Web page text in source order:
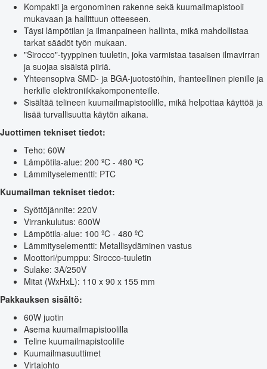
Kompakti ja ergonominen rakenne sekä kuumailmapistooli
mukavaan ja hallittuun otteeseen.
Täysi lämpötilan ja ilmanpaineen hallinta, mikä mahdollistaa
tarkat säädöt työn mukaan.
"Sirocco"-tyyppinen tuuletin, joka varmistaa tasaisen ilmavirran
ja suojaa sisäistä piiriä.
Yhteensopiva SMD- ja BGA-juotostöihin, ihanteellinen pienille ja
herkille elektroniikkakomponenteille.
Sisältää telineen kuumailmapistoolille, mikä helpottaa käyttöä ja
lisää turvallisuutta käytön aikana.
Juottimen tekniset tiedot:
Teho: 60W
Lämpötila-alue: 200 ºC - 480 ºC
Lämmityselementti: PTC
Kuumailman tekniset tiedot:
Syöttöjännite: 220V
Virrankulutus: 600W
Lämpötila-alue: 100 ºC - 480 ºC
Lämmityselementti: Metallisydäminen vastus
Moottori/pumppu: Sirocco-tuuletin
Sulake: 3A/250V
Mitat (WxHxL): 110 x 90 x 155 mm
Pakkauksen sisältö:
60W juotin
Asema kuumailmapistoolilla
Teline kuumailmapistoolille
Kuumailmasuuttimet
Virtajohto